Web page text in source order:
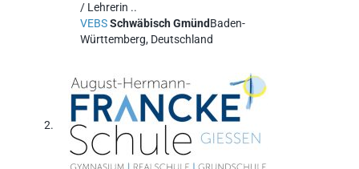
/ Lehrerin ..
VEBSSchwäbisch GmündBaden-
Württemberg, Deutschland